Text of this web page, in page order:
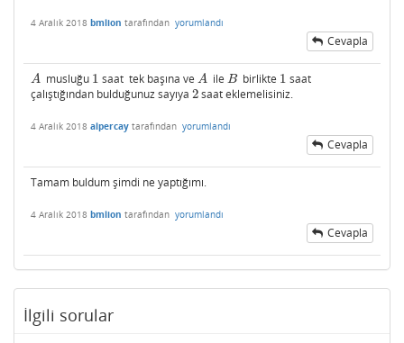
4 Aralık 2018 bmlion tarafından yorumlandı
Cevapla
A
A musluğu 1
1 saat tek başına ve A
Aile B
B birlikte 1
1 saat
çalıştığından bulduğunuz sayıya 2
2saat eklemelisiniz.
4 Aralık 2018 alpercay tarafından yorumlandı
Cevapla
Tamam buldum şimdi ne yaptığımı.
4 Aralık 2018 bmlion tarafından yorumlandı
Cevapla
İlgili sorular